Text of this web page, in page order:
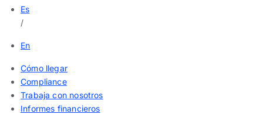
Es
/
En
Cómo llegar
Compliance
Trabaja con nosotros
Informes financieros